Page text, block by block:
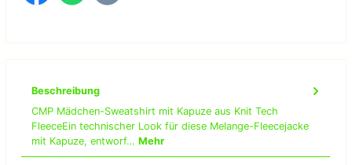
Abbildung ähnlich
Beschreibung
CMP Mädchen-Sweatshirt mit Kapuze aus Knit Tech
FleeceEin technischer Look für diese Melange-Fleecejacke
mit Kapuze, entworf… Mehr